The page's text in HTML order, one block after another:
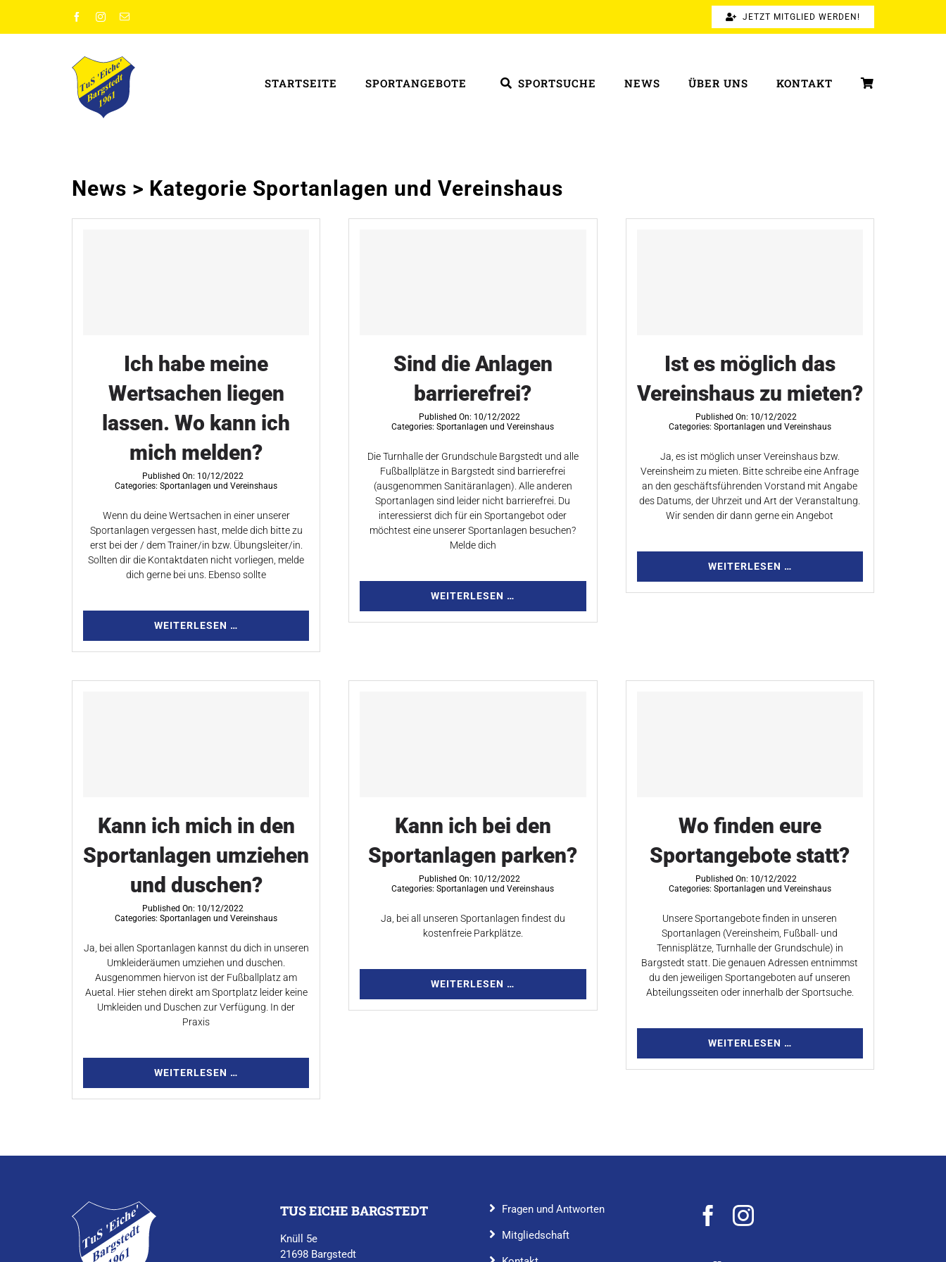
JETZT MITGLIED WERDEN!
STARTSEITE SPORTANGEBOTE SPORTSUCHE NEWS ÜBER UNS KONTAKT
News > Kategorie Sportanlagen und Vereinshaus
Ich habe meine
Wertsachen liegen
lassen. Wo kann ich
mich melden?
Published On: 10/12/2022
Categories:Sportanlagen und Vereinshaus
Wenn du deine Wertsachen in einer unserer
Sportanlagen vergessen hast, melde dich bitte zu
erst bei der / dem Trainer/in bzw. Übungsleiter/in.
Sollten dir die Kontaktdaten nicht vorliegen, melde
dich gerne bei uns. Ebenso sollte
WEITERLESEN …
Sind die Anlagen
barrierefrei?
Published On: 10/12/2022
Categories:Sportanlagen und Vereinshaus
Die Turnhalle der Grundschule Bargstedt und alle
Fußballplätze in Bargstedt sind barrierefrei
(ausgenommen Sanitäranlagen). Alle anderen
Sportanlagen sind leider nicht barrierefrei. Du
interessierst dich für ein Sportangebot oder
möchtest eine unserer Sportanlagen besuchen?
Melde dich
WEITERLESEN …
Ist es möglich das
Vereinshaus zu mieten?
Published On: 10/12/2022
Categories: Sportanlagen und Vereinshaus
Ja, es ist möglich unser Vereinshaus bzw.
Vereinsheim zu mieten. Bitte schreibe eine Anfrage
an den geschäftsführenden Vorstand mit Angabe
des Datums, der Uhrzeit und Art der Veranstaltung.
Wir senden dir dann gerne ein Angebot
WEITERLESEN …
Kann ich mich in den
Sportanlagen umziehen
und duschen?
Published On: 10/12/2022
Categories:Sportanlagen und Vereinshaus
Ja, bei allen Sportanlagen kannst du dich in unseren
Umkleideräumen umziehen und duschen.
Ausgenommen hiervon ist der Fußballplatz am
Auetal. Hier stehen direkt am Sportplatz leider keine
Umkleiden und Duschen zur Verfügung. In der
Praxis
WEITERLESEN …
Kann ich bei den
Sportanlagen parken?
Published On: 10/12/2022
Categories:Sportanlagen und Vereinshaus
Ja, bei all unseren Sportanlagen findest du
kostenfreie Parkplätze.
WEITERLESEN …
Wo finden eure
Sportangebote statt?
Published On: 10/12/2022
Categories: Sportanlagen und Vereinshaus
Unsere Sportangebote finden in unseren
Sportanlagen (Vereinsheim, Fußball- und
Tennisplätze, Turnhalle der Grundschule) in
Bargstedt statt. Die genauen Adressen entnimmst
du den jeweiligen Sportangeboten auf unseren
Abteilungsseiten oder innerhalb der Sportsuche.
WEITERLESEN …
TUS EICHE BARGSTEDT
Knüll 5e
21698 Bargstedt
Fragen und Antworten
Mitgliedschaft